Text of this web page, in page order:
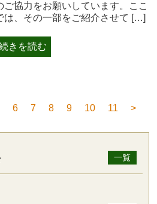
ご協力をお願いしています。ここ
は、その一部をご紹介させて […]
きを読む
6 7 8 9 10 11 >
一覧